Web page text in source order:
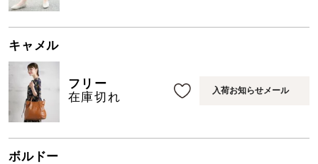
キャメル
フリー
在庫切れ
入荷お知らせメール
ボルドー